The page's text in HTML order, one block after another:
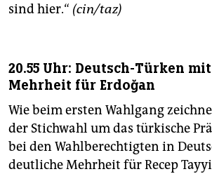
sind hier.“ (cin/taz)
20.55 Uhr: Deutsch-Türken
Mehrheit für Erdoğan
Wie beim ersten Wahlgang
der Stichwahl um das türkische
bei den Wahlberechtigten in
deutliche Mehrheit für Recep